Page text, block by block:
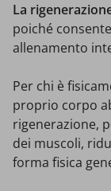
La
poiché
allenamento
Per chi è
proprio corpo
rigenerazione,
dei muscoli,
forma fisica